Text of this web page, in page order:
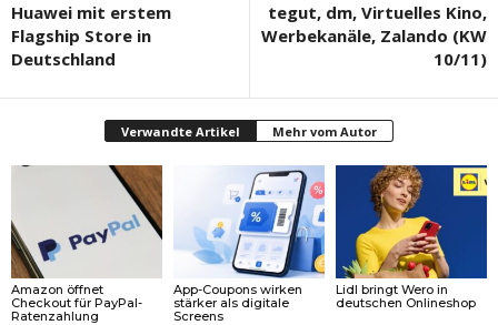
Huawei mit erstem
Flagship Store in
Deutschland
tegut, dm, Virtuelles Kino,
Werbekanäle, Zalando (KW
10/11)
Verwandte Artikel Mehr vom Autor
Amazon öffnet
Checkout für PayPal-
Ratenzahlung
App-Coupons wirken
stärker als digitale
Screens
Lidl bringt Wero in
deutschen Onlineshop